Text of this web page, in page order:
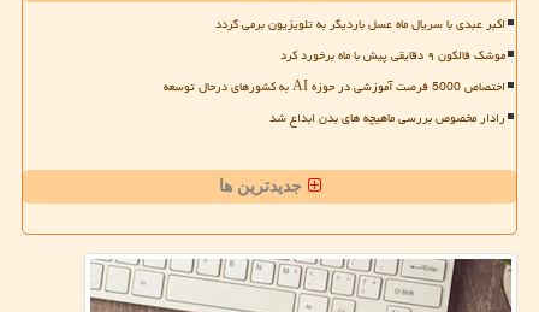
اکبر عبدی با سریال ماه عسل باردیگر به تلویزیون برمی گردد
موشک فالکون ۹ دقایقی پیش با ماه برخورد کرد
اختصاص 5000 فرصت آموزشی در حوزه AI به کشورهای درحال توسعه
رادار مخصوص بررسی ماهیچه های بدن ابداع شد
جدیدترین ها